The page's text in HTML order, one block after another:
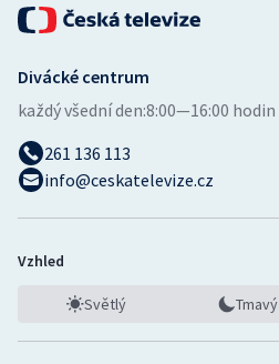
Divácké centrum
každý všední den:8:00—16:00 hodin
261 136 113
info@ceskatelevize.cz
Vzhled
Světlý Tmavý